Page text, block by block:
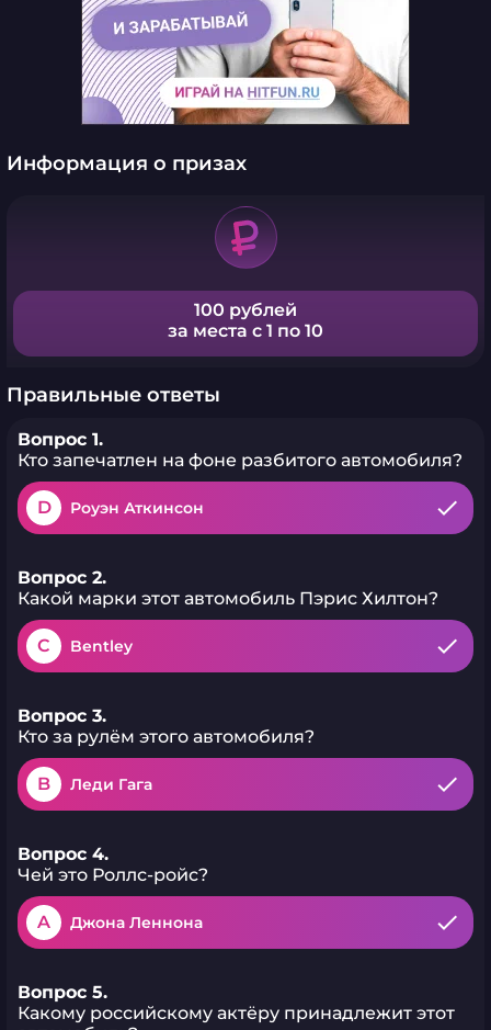
Информация о призах
100 рублей
за места с 1 по 10
Правильные ответы
Вопрос 1.
Кто запечатлен на фоне разбитого автомобиля?
D Роуэн Аткинсон
Вопрос 2.
Какой марки этот автомобиль Пэрис Хилтон?
C Bentley
Вопрос 3.
Кто за рулём этого автомобиля?
B Леди Гага
Вопрос 4.
Чей это Роллс-ройс?
A Джона Леннона
Вопрос 5.
Какому российскому актёру принадлежит этот